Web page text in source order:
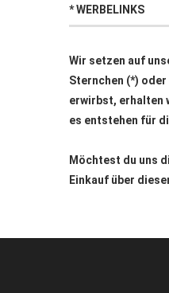
* WERBELINKS
Wir setzen auf
Sternchen (*) oder
erwirbst, erhalten
es entstehen für
Möchtest du uns
Einkauf über